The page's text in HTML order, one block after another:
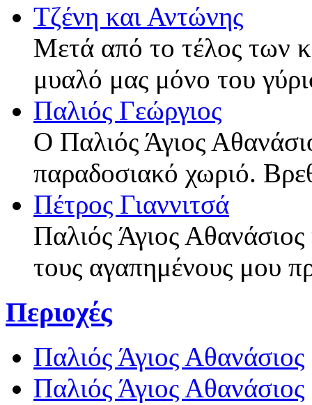
Τζένη και Αντώνης
Μετά από το τέλος των
μυαλό μας μόνο του
Παλιός Γεώργιος
Ο Παλιός Άγιος
παραδοσιακό χωριό.
Πέτρος Γιαννιτσά
Παλιός Άγιος
τους αγαπημένους μου
Περιοχές
Παλιός Άγιος Αθανάσιος
Παλιός Άγιος Αθανάσιος